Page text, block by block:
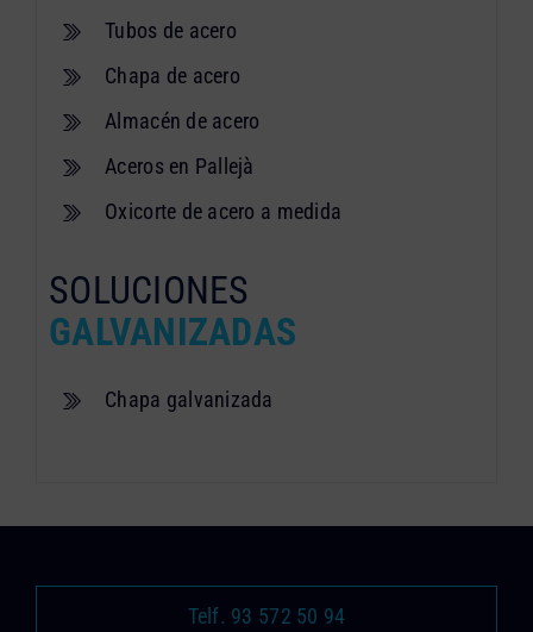
Tubos de acero
Chapa de acero
Almacén de acero
Aceros en Pallejà
Oxicorte de acero a medida
SOLUCIONES
GALVANIZADAS
Chapa galvanizada
Telf. 93 572 50 94